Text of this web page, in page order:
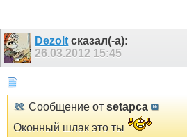
Dezolt сказал(-а):
26.03.2012 15:45
Сообщение от setapca
Оконный шлак это ты